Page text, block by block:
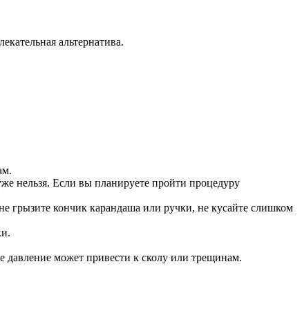
альтернатива.
нельзя. Если вы планируете пройти процедуру
грызите кончик карандаша или ручки, не кусайте слишком
может привести к сколу или трещинам.